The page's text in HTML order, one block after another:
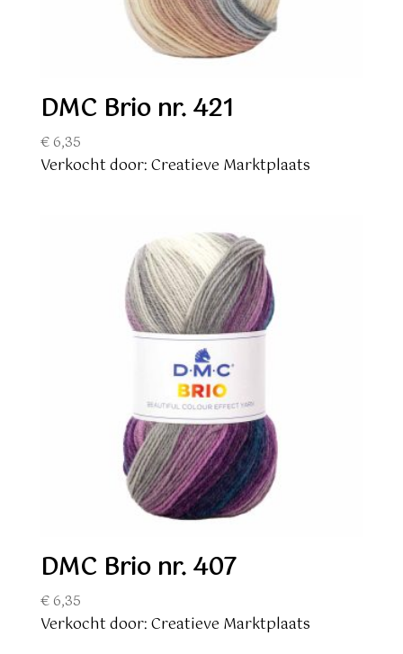
DMC Brio nr. 421
€6,35
Verkocht door: Creatieve Marktplaats
DMC Brio nr. 407
€6,35
Verkocht door: Creatieve Marktplaats